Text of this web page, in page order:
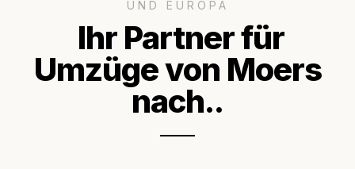
UND EUROPA
Ihr Partner für
Umzüge von Moers
nach..